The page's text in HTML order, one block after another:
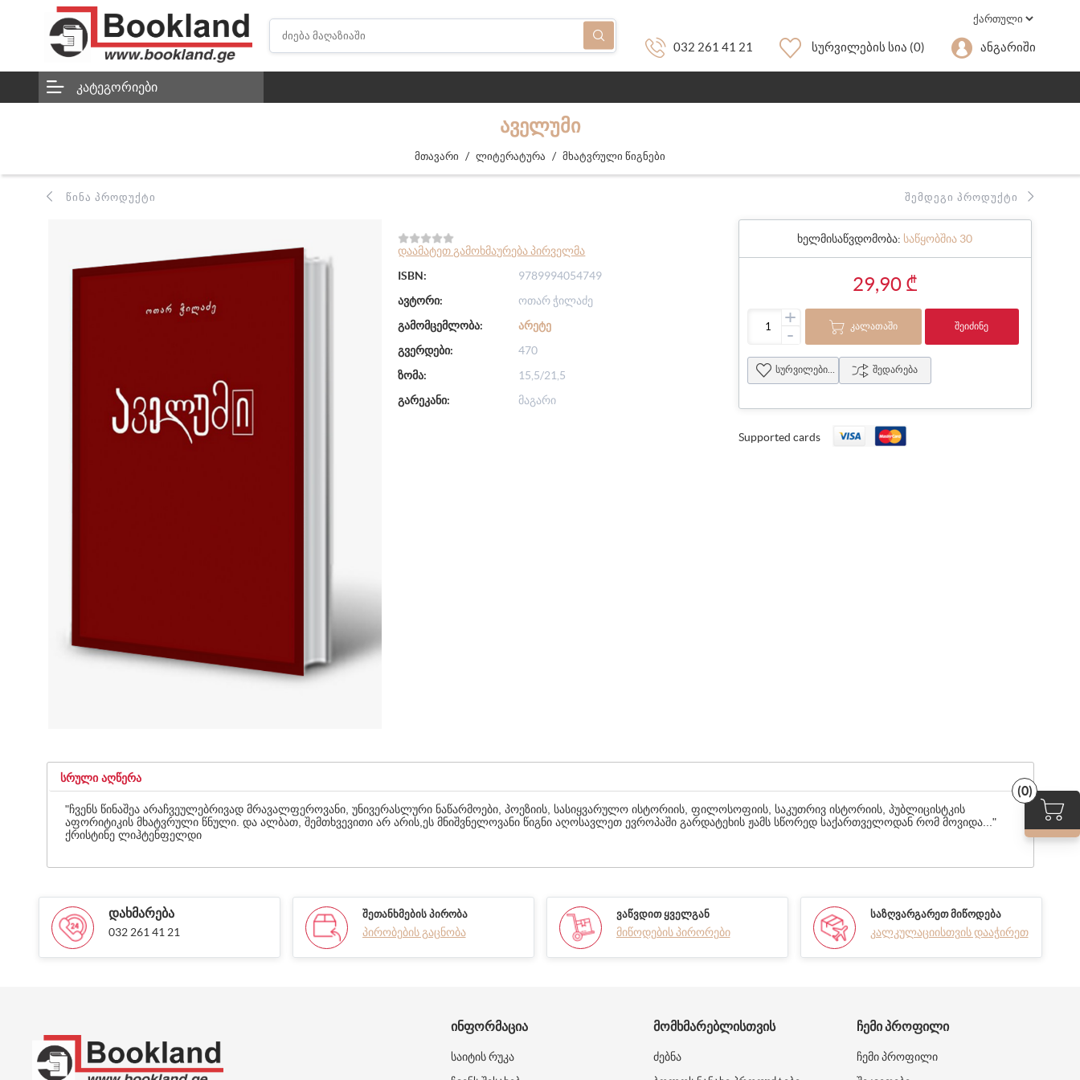
032 261 41 21 Სურვილების Სია (0) Ანგარიში
(0)
ᲙᲐᲢᲔᲒᲝᲠᲘᲔᲑᲘ
ᲐᲕᲔᲚᲣᲛᲘ
მთავარი / ლიტერატურა / მხატვრული წიგნები
ᲬᲘᲜᲐ ᲞᲠᲝᲓᲣᲥᲢᲘ ᲨᲔᲛᲓᲔᲒᲘ ᲞᲠᲝᲓᲣᲥᲢᲘ
დაამატეთ გამოხმაურება პირველმა
ISBN:
9789994054749
ავტორი:
ოთარ ჭილაძე
გამომცემლობა:
ᲐᲠᲔᲢᲔ
გვერდები:
470
ზომა:
15,5/21,5
გარეკანი:
მაგარი
ხელმისაწვდომობა: საწყობშია 30
29,90 ₾
+
- ᲙᲐᲚᲐᲗᲐᲨᲘ ᲨᲔᲘᲫᲘᲜᲔ
სურვილების სია შედარება
Supported cards
ᲡᲠᲣᲚᲘ ᲐᲦᲬᲔᲠᲐ
"ჩვენს წინაშეა არაჩვეულებრივად მრავალფეროვანი, უნივერასლური ნაწარმოები, პოეზიის, სასიყვარულო ისტორიის, ფილოსოფიის, საკუთრივ ისტორიის, პუბლიცისტკის
აფორიტიკის მხატვრული წნული. და ალბათ, შემთხვევითი არ არის,ეს მნიშვნელოვანი წიგნი აღოსავლეთ ევროპაში გარდატეხის ჟამს სწორედ საქართველოდან რომ მოვიდა..."
ქრისტინე ლიჰტენფელდი
ᲓᲐᲮᲛᲐᲠᲔᲑᲐ
032 261 41 21
ᲨᲔᲗᲐᲜᲮᲛᲔᲑᲘᲡ ᲞᲘᲠᲝᲑᲐ
პირობების გაცნობა
ᲕᲐᲬᲕᲓᲘᲗ ᲧᲕᲔᲚᲒᲐᲜ
მიწოდების პირორები
ᲡᲐᲖᲦᲕᲐᲠᲒᲐᲠᲔᲗ ᲛᲘᲬᲝᲓᲔᲑᲐ
კალკულაციისთვის დააჭირეთ
ᲘᲜᲤᲝᲠᲛᲐᲪᲘᲐ
საიტის რუკა
ᲛᲝᲛᲮᲛᲐᲠᲔᲑᲚᲘᲡᲗᲕᲘᲡ
ძებნა
ᲩᲔᲛᲘ ᲞᲠᲝᲤᲘᲚᲘ
ჩემი პროფილი